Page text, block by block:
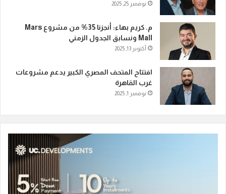
نوفمبر 25, 2025
م. كريم بهاء: أنجزنا 35% من مشروع Mars
Mall ونسابق الجدول الزمني
أكتوبر 13, 2025
افتتاح المتحف المصري الكبير يدعم مشروعات
غرب القاهرة
نوفمبر 1, 2025